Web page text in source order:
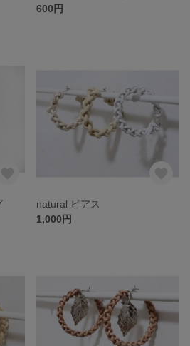
600円
natural ピアス
1,000円